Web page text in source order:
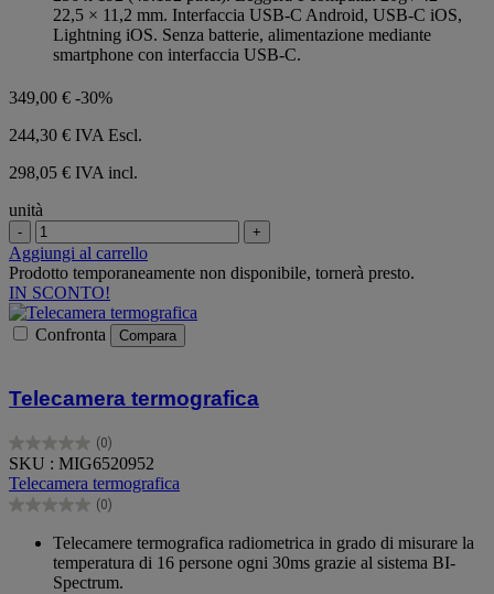
22,5 × 11,2 mm. Interfaccia USB-C Android, USB-C iOS,
Lightning iOS. Senza batterie, alimentazione mediante
smartphone con interfaccia USB-C.
349,00 € -30%
244,30 € IVA Escl.
298,05 € IVA incl.
unità
- +
Aggiungi al carrello
Prodotto temporaneamente non disponibile, tornerà presto.
IN SCONTO!
Confronta Compara
Telecamera termografica
(0)
0.0
su
5
stelle.
SKU : MIG6520952
Telecamera termografica
(0)
0.0
Telecamere termografica radiometrica in grado di misurare la
temperatura di 16 persone ogni 30ms grazie al sistema BI-
Spectrum.